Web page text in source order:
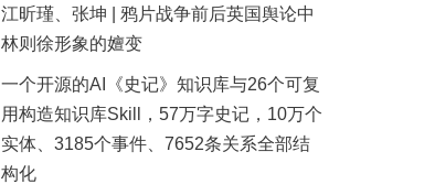
江昕瑾、张坤 | 鸦片战争前后英国舆论中
林则徐形象的嬗变
一个开源的AI《史记》知识库与26个可复
用构造知识库Skill，57万字史记，10万个
实体、3185个事件、7652条关系全部结
构化